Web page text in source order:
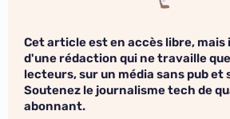
Cet article est en accès libre, mais
d'une rédaction qui ne travaille
lecteurs, sur un média sans pub et
Soutenez le journalisme tech de
abonnant.